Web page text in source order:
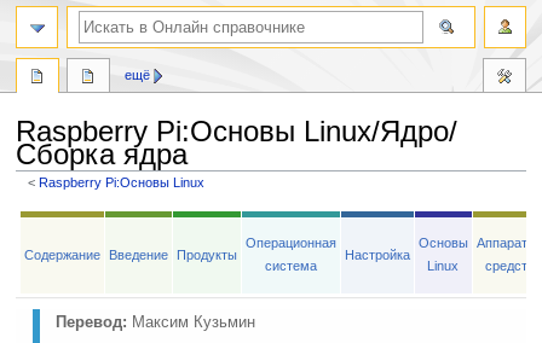
Raspberry Pi:Основы Linux/Ядро/
Сборка ядра
<Raspberry Pi:Основы Linux
Перейти
навигации
Перейти
поиску
Содержание Введение Продукты
Операционная
система
Настройка
Основы
Linux
средства
Перевод: Максим Кузьмин
ещё